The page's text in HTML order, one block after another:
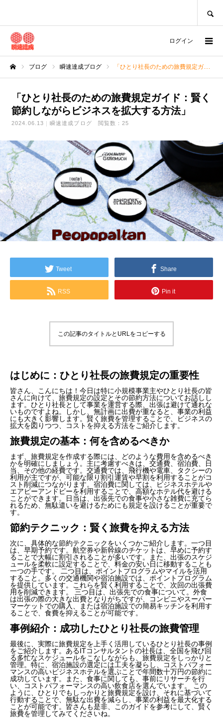
ログイン
ブログ 瞬速達成ブログ 「ひとり社長のための旅費規定ガイド：賢く節約しながらビジネスを拡大する方法」
「ひとり社長のための旅費規定ガイド：賢く
節約しながらビジネスを拡大する方法」
2024.06.13 瞬速達成ブログ 閲覧数：25
Tweet Share
RSS Pin it
この記事のタイトルとURLをコピーする
はじめに：ひとり社長の旅費規定の重要性
皆さん、こんにちは！今日は特に小規模事業主やひとり社長の皆
さんに向けて、旅費規定の設定とその節約方法についてお話しし
ます。ひとり社長として事業を運営する際、出張は避けて通れな
いものですよね。しかし、無計画に出費が重なると、事業の利益
にも大きく影響します。賢く旅費を管理することで、ビジネスの
拡大を図りつつ、コストを抑える方法をご紹介します。
旅費規定の基本：何を含めるべきか
まず、旅費規定を作成する際には、どのような費用を含めるべき
かを明確にしましょう。主に考慮すべきは、交通費、宿泊費、日
当、その他の経費です。交通費では、飛行機や電車、タクシーの
利用が主ですが、可能な限り割引運賃や早割を利用することがコ
スト削減につながります。宿泊費に関しては、ビジネスホテルや
エアビーアンドビーを利用することで、高額なホテル代を避ける
ことができます。日当は、出張先での食事や小さな雑費に充てら
れるため、無駄遣いを避けるためにも規定を設けることが重要で
す。
節約テクニック：賢く旅費を抑える方法
次に、具体的な節約テクニックをいくつかご紹介します。一つ目
は、早期予約です。航空券や新幹線のチケットは、早めに予約す
ることで大幅に割引されることが多いです。また、出張のスケジ
ュールを柔軟に設定することで、料金の安い日に移動することも
一つの手です。 二つ目は、ポイントプログラムやマイルを活用
すること。多くの交通機関や宿泊施設では、ポイントプログラム
を提供しています。これらを賢く利用することで、次回の出張費
用を削減できます。 三つ目は、出張先での食事について。外食
は出張の際の大きな出費となりがちですが、コンビニやスーパー
マーケットでの購入、または宿泊施設での簡易キッチンを利用す
ることで、食費を抑えることが可能です。
事例紹介：成功したひとり社長の旅費管理
最後に、実際に旅費規定を上手く活用しているひとり社長の事例
をご紹介します。あるITコンサルタントの社長は、全国を飛び回
る多忙なスケジュールをこなしながらも、旅費規定をしっかりと
管理。特に、宿泊施設の選定には工夫を凝らし、コストパフォー
マンスの高いビジネスホテルを選ぶことで年間数十万円の節約に
成功しています。また、食事に関しても、事前にリサーチを行
い、コストパフォーマンスの高い飲食店を選んでいます。 この
ように、ひとりでもしっかりと旅費規定を設け、それに基づいて
行動することで、無駄な出費を減らし、事業の利益を最大化する
ことが可能です。皆さんも是非、このガイドを参考にして、賢く
旅費を管理してみてくださいね。